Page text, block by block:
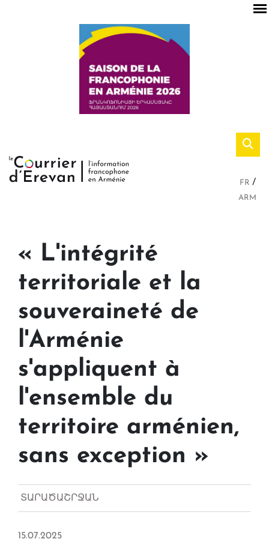
FR
ARM
« L'intégrité
territoriale et la
souveraineté de
l'Arménie
s'appliquent à
l'ensemble du
territoire arménien,
sans exception »
ՏԱՐԱԾԱՇՐՋԱՆ
15.07.2025